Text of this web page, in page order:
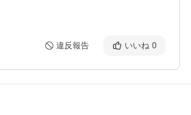
違反報告 いいね 0